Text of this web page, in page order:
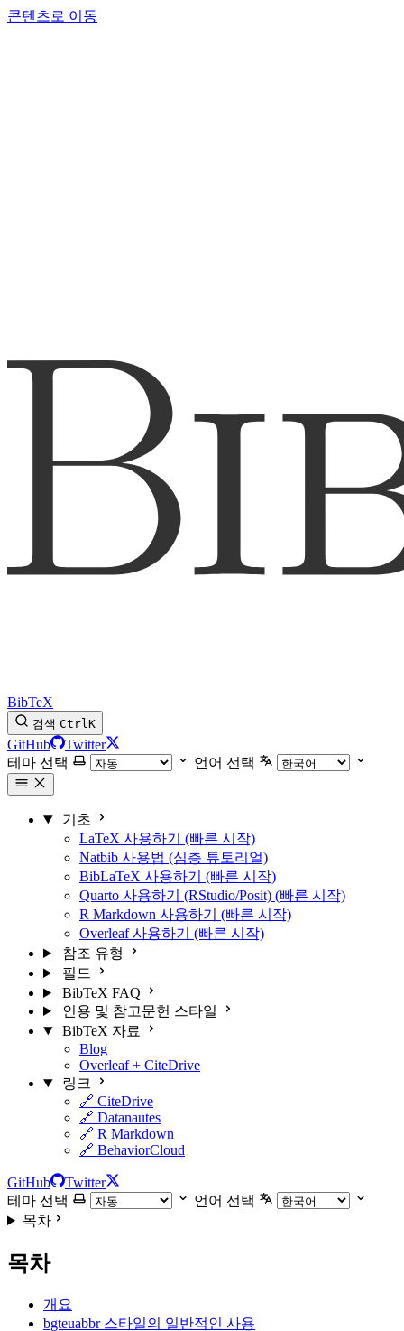
콘텐츠로 이동
BibTeX
검색 CtrlK
GitHub
Twitter
테마 선택
언어 선택
기초
LaTeX 사용하기 (빠른 시작)
Natbib 사용법 (심층 튜토리얼)
BibLaTeX 사용하기 (빠른 시작)
Quarto 사용하기 (RStudio/Posit) (빠른 시작)
R Markdown 사용하기 (빠른 시작)
Overleaf 사용하기 (빠른 시작)
참조 유형
필드
BibTeX FAQ
인용 및 참고문헌 스타일
BibTeX 자료
Blog
Overleaf + CiteDrive
링크
🔗 CiteDrive
🔗 Datanautes
🔗 R Markdown
🔗 BehaviorCloud
GitHub
Twitter
테마 선택
언어 선택
목차
목차
개요
bgteuabbr 스타일의 일반적인 사용